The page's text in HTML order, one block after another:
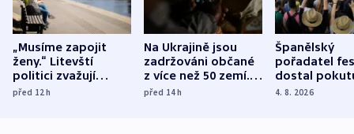
„Musíme zapojit
ženy.“ Litevští
politici zvažují
dohodu o
před 12h
Na Ukrajině jsou
zadržováni občané
z více než 50 zemí.
Bojovali na straně
před 14h
Španělský
pořadatel
dostal
nekalé
4. 8. 2026